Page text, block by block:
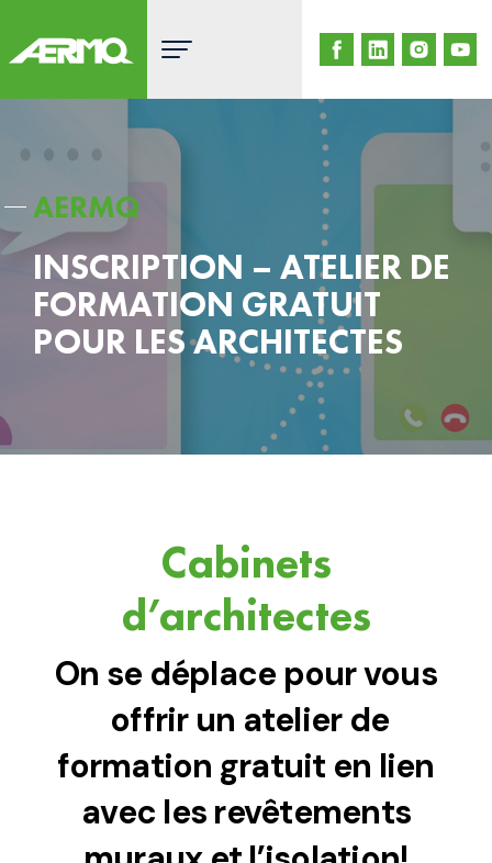
content
AERMQ
INSCRIPTION – ATELIER DE
FORMATION GRATUIT
POUR LES ARCHITECTES
Cabinets
d’architectes
On se déplace pour vous
offrir un atelier de
formation gratuit en lien
avec les revêtements